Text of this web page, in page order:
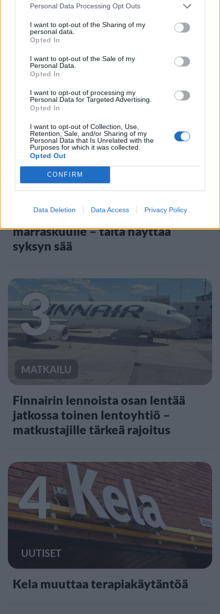
Personal Data Processing Opt Outs
I want to opt-out of the Sharing of my
personal data.
Opted In
I want to opt-out of the Sale of my
Personal Data.
Opted In
I want to opt-out of processing my
Personal Data for Targeted Advertising.
Opted In
I want to opt-out of Collection, Use,
Retention, Sale, and/or Sharing of my
Personal Data that Is Unrelated with the
Purposes for which it was collected.
Opted Out
CONFIRM
Data Deletion Data Access Privacy Policy
Leskeneläke ei kuulu kaikille –
Kela muistuttaa tärkeästä
ikärajasta
2
VIIHDEUUTISET
Sääennuste ulottuu nyt
marraskuulle – tältä näyttää
syksyn sää
3
MATKAILU
Finnairin lennoista osan lentää
jatkossa toinen lentoyhtiö –
matkustajille tärkeä rajoitus
4
UUTISET
Kela muuttaa terapiakäytäntöä